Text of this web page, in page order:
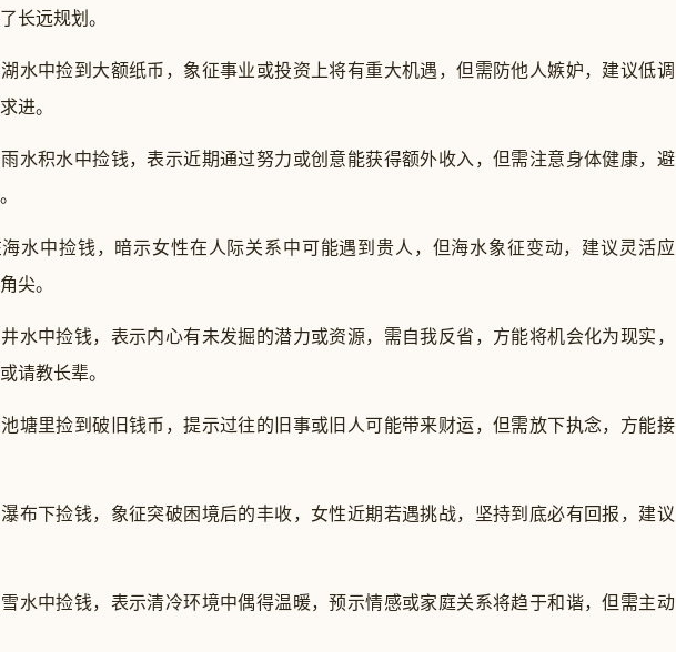
长远规划。
水中捡到大额纸币，象征事业或投资上将有重大机遇，但需防他人嫉妒，建议低调
进。
水积水中捡钱，表示近期通过努力或创意能获得额外收入，但需注意身体健康，避
水中捡钱，暗示女性在人际关系中可能遇到贵人，但海水象征变动，建议灵活应
尖。
水中捡钱，表示内心有未发掘的潜力或资源，需自我反省，方能将机会化为现实，
请教长辈。
塘里捡到破旧钱币，提示过往的旧事或旧人可能带来财运，但需放下执念，方能接
布下捡钱，象征突破困境后的丰收，女性近期若遇挑战，坚持到底必有回报，建议
水中捡钱，表示清冷环境中偶得温暖，预示情感或家庭关系将趋于和谐，但需主动